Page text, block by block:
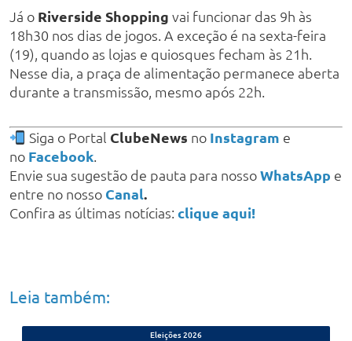
Já o Riverside Shopping vai funcionar das 9h às
18h30 nos dias de jogos. A exceção é na sexta-feira
(19), quando as lojas e quiosques fecham às 21h.
Nesse dia, a praça de alimentação permanece aberta
durante a transmissão, mesmo após 22h.
Siga o Portal ClubeNews no Instagram e
no Facebook.
Envie sua sugestão de pauta para nossoWhatsApp e
entre no nosso Canal.
Confira as últimas notícias: clique aqui!
Leia também:
Eleições 2026